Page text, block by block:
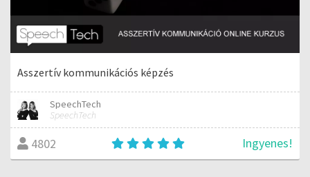
Asszertív kommunikációs képzés
SpeechTech
SpeechTech
4802 Ingyenes!